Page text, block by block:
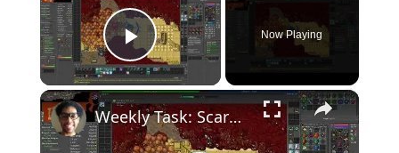
Play Video
Now Playing
×
Weekly Task: Scarab - Melhor Localização e Respawn Otimizado